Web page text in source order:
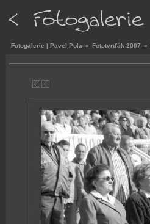
Fotogalerie | Pavel Pola » Fototvrďák 2007 »